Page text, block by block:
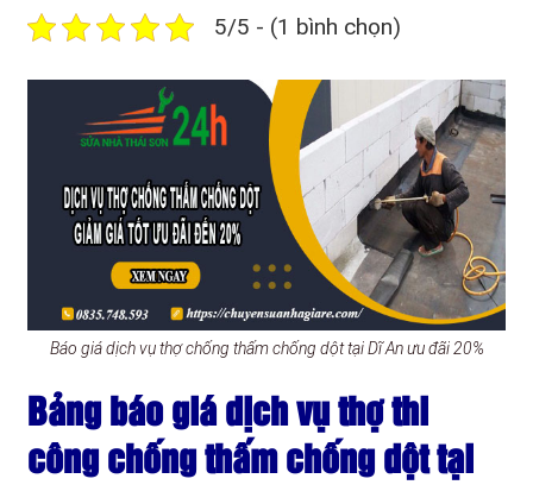
5/5 - (1 bình chọn)
Báo giá dịch vụ thợ chống thấm chống dột tại Dĩ An ưu đãi 20%
Bảng báo giá dịch vụ thợ thi
công chống thấm chống dột tại